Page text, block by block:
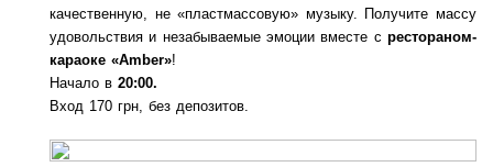
качественную, не «пластмассовую» музыку. Получите массу
удовольствия и незабываемые эмоции вместе с рестораном-
караоке «Amber»!
Начало в20:00.
Вход 170 грн, без депозитов.